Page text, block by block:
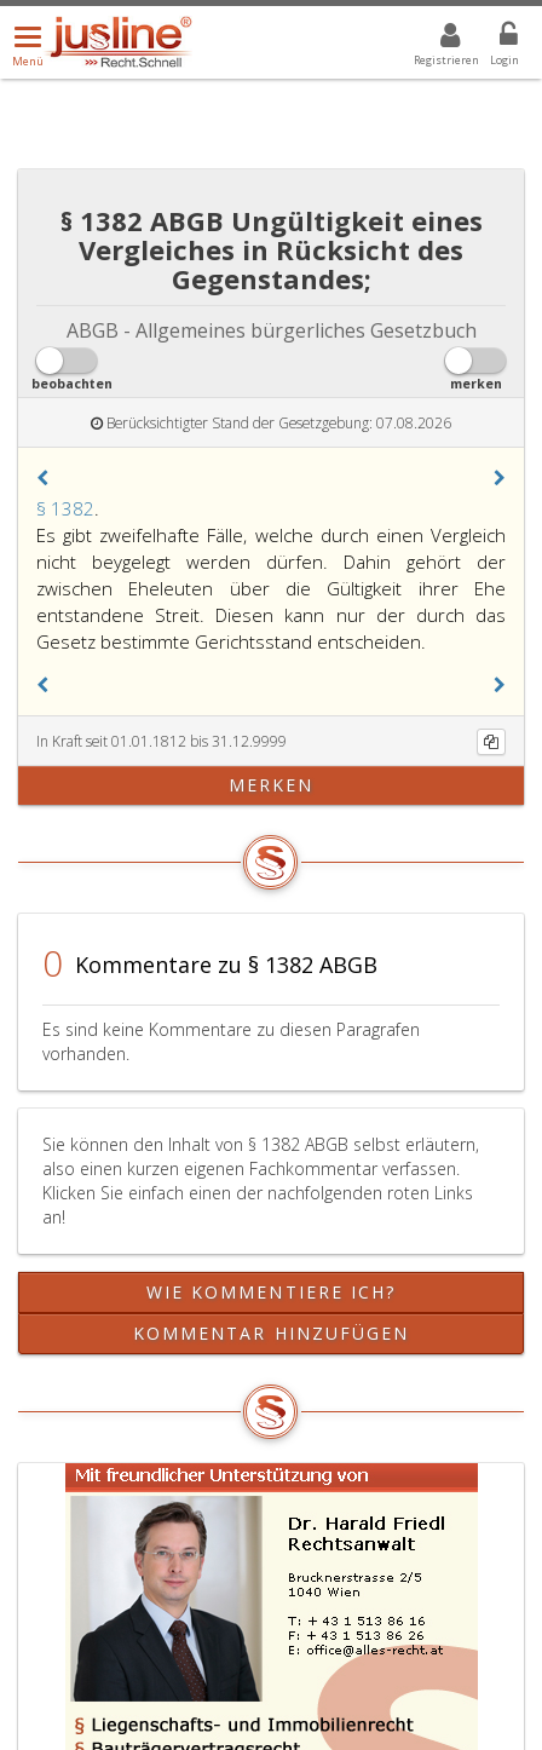
Registrieren Login
Menü
öffnen/schließen
Menü
ALLE DROPDOWN: GEWÄHLTER WERT IST ALLE
§ 1382 ABGB Ungültigkeit eines
Vergleiches in Rücksicht des
Gegenstandes;
ABGB - Allgemeines bürgerliches Gesetzbuch
beobachten merken
Berücksichtigter Stand der Gesetzgebung: 07.08.2026
§ 1382.
1382,
Es gibt zweifelhafte Fälle, welche durch einen Vergleich
nicht beygelegt werden dürfen. Dahin gehört der
zwischen Eheleuten über die Gültigkeit ihrer Ehe
entstandene Streit. Diesen kann nur der durch das
Gesetz bestimmte Gerichtsstand entscheiden.
In Kraft seit 01.01.1812 bis 31.12.9999
MERKEN
0 Kommentare zu § 1382 ABGB
Es sind keine Kommentare zu diesen Paragrafen
vorhanden.
Sie können den Inhalt von § 1382 ABGB selbst erläutern,
also einen kurzen eigenen Fachkommentar verfassen.
Klicken Sie einfach einen der nachfolgenden roten Links
an!
WIE KOMMENTIERE ICH?
KOMMENTAR HINZUFÜGEN